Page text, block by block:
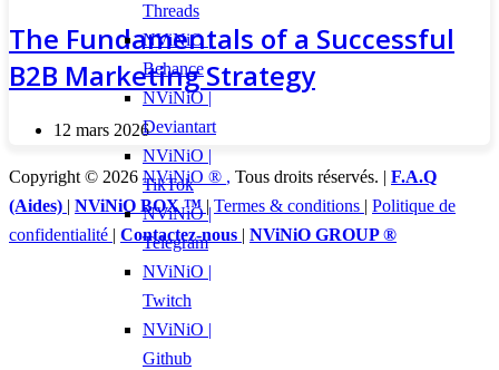
The Fundamentals of a Successful
B2B Marketing Strategy
12 mars 2026
Copyright © 2026 NViNiO ® , Tous droits réservés. | F.A.Q
(Aides) | NViNiO BOX ™ |Termes & conditions | Politique de
confidentialité | Contactez-nous | NViNiO GROUP ®
Threads
NViNiO |
Behance
NViNiO |
Deviantart
NViNiO |
TikTok
NViNiO |
Telegram
NViNiO |
Twitch
NViNiO |
Github